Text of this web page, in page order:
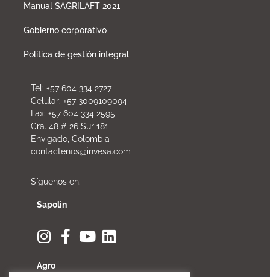
Manual SAGRILAFT 2021
Gobierno corporativo
Política de gestión integral
Tel: +57 604 334 2727
Celular: +57 3009109094
Fax: +57 604 334 2595
Cra. 48 # 26 Sur 181
Envigado, Colombia
contactenos@invesa.com
Síguenos en:
Sapolin
Agro